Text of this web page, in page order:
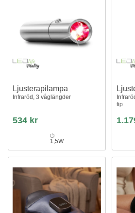
Ljusterapilampa
Infraröd, 3 våglängder
534 kr
1,5W
tip